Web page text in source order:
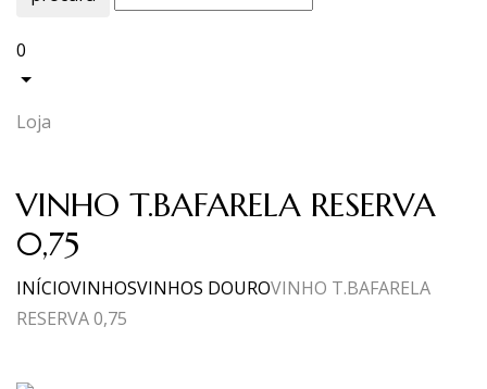
0
Loja
VINHO T.BAFARELA RESERVA
0,75
INÍCIOVINHOSVINHOS DOUROVINHO T.BAFARELA
RESERVA 0,75